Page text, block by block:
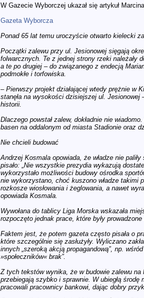
W Gazecie Wyborczej ukazał się artykuł
Gazeta Wyborcza
Ponad 65 lat temu uroczyście otwarto kielecki
Początki zalewu przy ul. Jesionowej sięgają
folwarcznych. Te z jednej strony rzeki należały
a te po drugiej – do związanego z endecją
podmokłe i torfowiska.
– Pierwszy projekt działającej wtedy prężnie w
stanęła na wysokości dzisiejszej ul. Jesionowej
historii.
Dlaczego powstał zalew, dokładnie nie
basen na oddalonym od miasta Stadionie oraz
Nie chcieli budować
Andrzej Kosmala opowiada, że władze nie
pisało: „Nie wszystkie prezydia wykazują
wykorzystało możliwości budowy ośrodka
nie wykorzystano, choć kuszono władze takimi
rozkosze wiosłowania i żeglowania, a nawet
opowiada Kosmala.
Wywołana do tablicy Liga Morska wskazała
rozpoczęto jednak prace, które były
Faktem jest, że potem gazeta często pisała o
które szczególnie się zasłużyły. Wyliczano
innych „szeroką akcją propagandową”, np.
»społeczników« brak”.
Z tych tekstów wynika, że w budowie zalewu na
przebiegają szybko i sprawnie. W ubiegłą
pracowali pracownicy bankowi, dając dobry